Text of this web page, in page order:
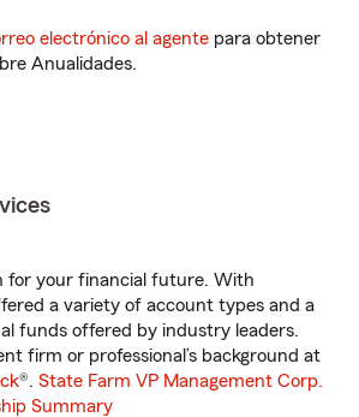
electrónico al agente para obtener
Anualidades.
for your financial future. With
a variety of account types and a
funds offered by industry leaders.
firm or professional’s background at
®. State Farm VP Management Corp.
Summary